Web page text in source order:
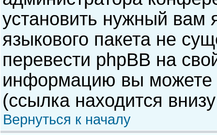
установить нужный вам
языкового пакета не
перевести phpBB на
информацию вы можете
(ссылка находится
Вернуться к началу